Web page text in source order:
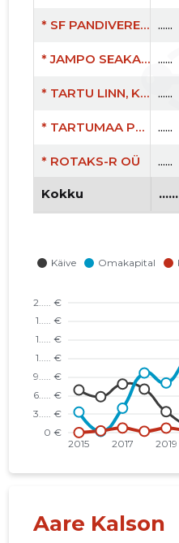
* SF PANDIVERE OÜ ......
* JAMPO SEAKASVATUSE OÜ ......
* TARTU LINN, KESK TN 11 KORTERIÜHISTU ......
* TARTUMAA PÕLLUMEESTE LIIT MTÜ ......
* ROTAKS-R OÜ ......
Kokku ......
Aare Kalson